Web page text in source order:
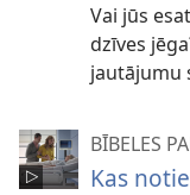
Vai jūs
dzīves
jautājumu
BĪBELES
Kas